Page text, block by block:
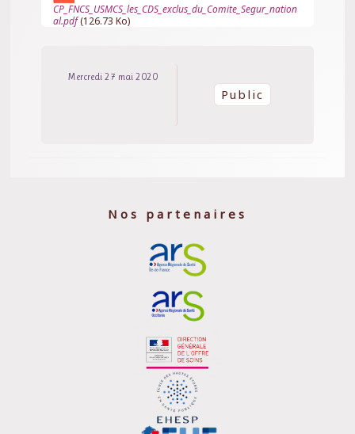
CP_FNCS_USMCS_les_CDS_exclus_du_Comite_Segur_nation
al.pdf(126.73 Ko)
Mercredi 27 mai 2020
Public
Nos partenaires